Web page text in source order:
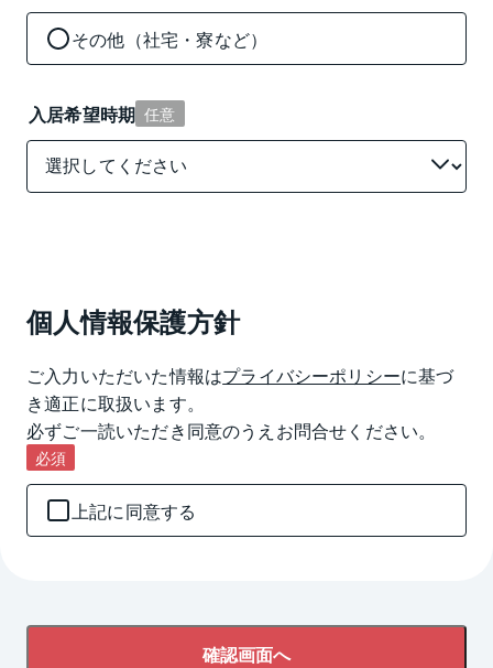
その他（社宅・寮など）
入居希望時期 任意
個人情報保護方針
ご入力いただいた情報はプライバシーポリシーに基づ
き適正に取扱います。
必ずご一読いただき同意のうえお問合せください。
必須
上記に同意する
確認画面へ